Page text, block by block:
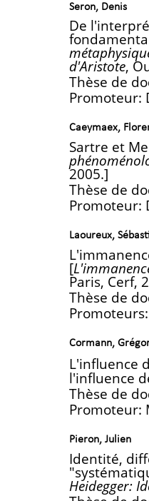
Seron, Denis
De
d'Aristote,
Thèse de
Promoteur:
Caeymaex,
Sartre et
2005.]
Thèse de
Promoteur:
Laoureux,
[
Paris, Cerf,
Thèse de
Cormann,
L'influence
l'influence
Thèse de
Promoteur:
Pieron, Julien
Identité,
Heidegger: